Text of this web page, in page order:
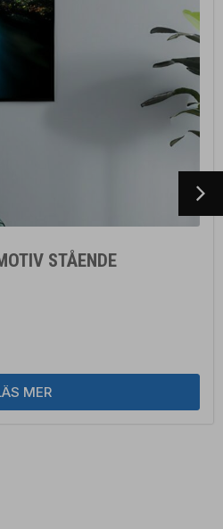
STÅENDE
MER